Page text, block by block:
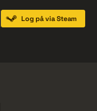
Log på via Steam